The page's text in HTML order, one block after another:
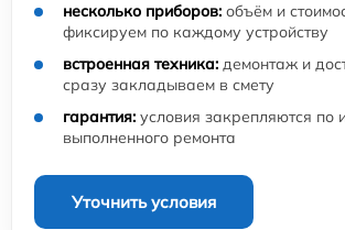
несколько приборов: объём и
фиксируем по каждому устройству
встроенная техника: демонтаж и
сразу закладываем в смету
гарантия: условия закрепляются по
выполненного ремонта
Уточнить условия